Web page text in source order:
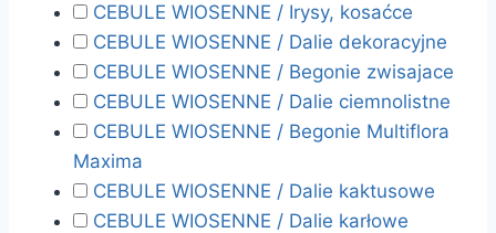
CEBULE WIOSENNE / Irysy, kosaćce
CEBULE WIOSENNE / Dalie dekoracyjne
CEBULE WIOSENNE / Begonie zwisajace
CEBULE WIOSENNE / Dalie ciemnolistne
CEBULE WIOSENNE / Begonie Multiflora
Maxima
CEBULE WIOSENNE / Dalie kaktusowe
CEBULE WIOSENNE / Dalie karłowe